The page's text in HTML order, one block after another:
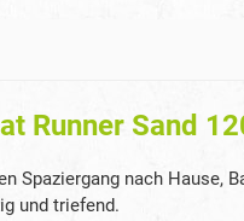
Runner Sand
Spaziergang nach
und triefend.